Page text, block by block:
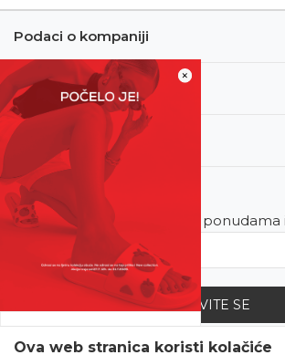
×
SVE UPOLA CIJENE!
Podaci o kompaniji
Informacije
Korisnički servis
Newsletter
Budite u toku sa najnovijim ponudama
PRIJAVITE SE
Ova web stranica koristi kolačiće